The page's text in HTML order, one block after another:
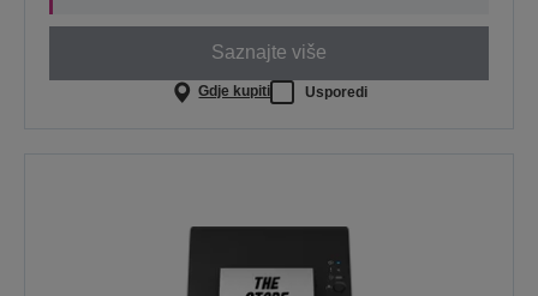
Saznajte više
Gdje kupiti Usporedi